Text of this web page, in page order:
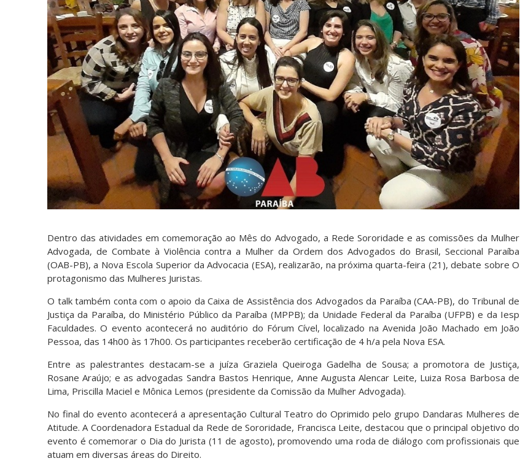
Dentro das atividades em comemoração ao Mês do Advogado, a Rede Sororidade e as comissões da Mulher
Advogada, de Combate à Violência contra a Mulher da Ordem dos Advogados do Brasil, Seccional Paraíba
(OAB-PB), a Nova Escola Superior da Advocacia (ESA), realizarão, na próxima quarta-feira (21), debate sobre O
protagonismo das Mulheres Juristas.
O talk também conta com o apoio da Caixa de Assistência dos Advogados da Paraíba (CAA-PB), do Tribunal de
Justiça da Paraíba, do Ministério Público da Paraíba (MPPB); da Unidade Federal da Paraíba (UFPB) e da Iesp
Faculdades. O evento acontecerá no auditório do Fórum Cível, localizado na Avenida João Machado em João
Pessoa, das 14h00 às 17h00. Os participantes receberão certificação de 4 h/a pela Nova ESA.
Entre as palestrantes destacam-se a juíza Graziela Queiroga Gadelha de Sousa; a promotora de Justiça,
Rosane Araújo; e as advogadas Sandra Bastos Henrique, Anne Augusta Alencar Leite, Luiza Rosa Barbosa de
Lima, Priscilla Maciel e Mônica Lemos (presidente da Comissão da Mulher Advogada).
No final do evento acontecerá a apresentação Cultural Teatro do Oprimido pelo grupo Dandaras Mulheres de
Atitude. A Coordenadora Estadual da Rede de Sororidade, Francisca Leite, destacou que o principal objetivo do
evento é comemorar o Dia do Jurista (11 de agosto), promovendo uma roda de diálogo com profissionais que
atuam em diversas áreas do Direito.